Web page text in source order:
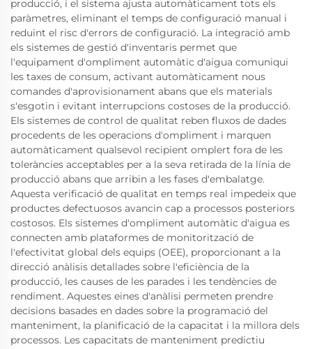
producció, i el sistema ajusta automàticament tots els
paràmetres, eliminant el temps de configuració manual i
reduint el risc d'errors de configuració. La integració amb
els sistemes de gestió d'inventaris permet que
l'equipament d'ompliment automàtic d'aigua comuniqui
les taxes de consum, activant automàticament nous
comandes d'aprovisionament abans que els materials
s'esgotin i evitant interrupcions costoses de la producció.
Els sistemes de control de qualitat reben fluxos de dades
procedents de les operacions d'ompliment i marquen
automàticament qualsevol recipient omplert fora de les
toleràncies acceptables per a la seva retirada de la línia de
producció abans que arribin a les fases d'embalatge.
Aquesta verificació de qualitat en temps real impedeix que
productes defectuosos avancin cap a processos posteriors
costosos. Els sistemes d'ompliment automàtic d'aigua es
connecten amb plataformes de monitorització de
l'efectivitat global dels equips (OEE), proporcionant a la
direcció anàlisis detallades sobre l'eficiència de la
producció, les causes de les parades i les tendències de
rendiment. Aquestes eines d'anàlisi permeten prendre
decisions basades en dades sobre la programació del
manteniment, la planificació de la capacitat i la millora dels
processos. Les capacitats de manteniment predictiu